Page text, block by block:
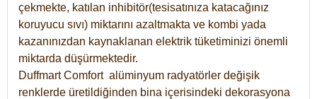
çekmekte, katılan inhibitör(tesisatınıza katacağınız
koruyucu sıvı) miktarını azaltmakta ve kombi yada
kazanınızdan kaynaklanan elektrik tüketiminizi önemli
miktarda düşürmektedir.
Duffmart Comfort alüminyum radyatörler değişik
renklerde üretildiğinden bina içerisindeki dekorasyona